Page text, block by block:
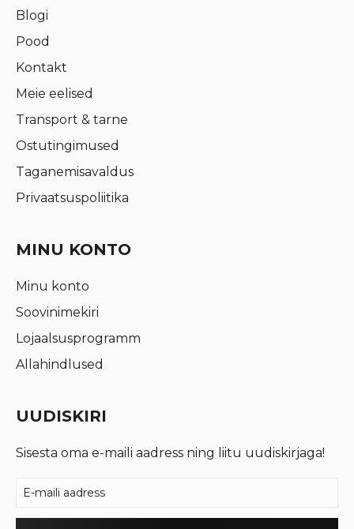
Blogi
Pood
Kontakt
Meie eelised
Transport & tarne
Ostutingimused
Taganemisavaldus
Privaatsuspoliitika
MINU KONTO
Minu konto
Soovinimekiri
Lojaalsusprogramm
Allahindlused
UUDISKIRI
Sisesta oma e-maili aadress ning liitu uudiskirjaga!